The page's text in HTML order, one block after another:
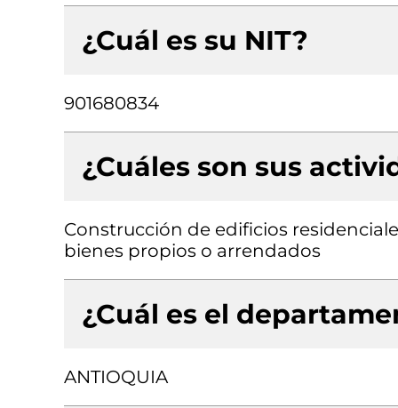
¿Cuál es su NIT?
901680834
¿Cuáles son sus
Construcción de edificios
bienes propios o arrendados
¿Cuál es el
ANTIOQUIA